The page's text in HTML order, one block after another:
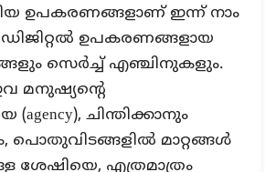
ഉപകരണങ്ങളാണ് ഇന്ന് നാം
ഉപകരണങ്ങളായ
സെർച്ച് എഞ്ചിനുകളും.
മനുഷ്യന്റെ
ചിന്തിക്കാനും
പൊതുവിടങ്ങളിൽ മാറ്റങ്ങൾ
ശേഷിയെ, എത്രമാത്രം